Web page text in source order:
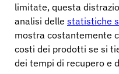
limitate, questa
analisi delle statistiche
mostra costantemente
costi dei prodotti se si
dei tempi di recupero e